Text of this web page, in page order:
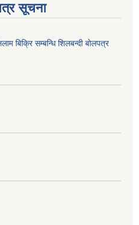
सूचना
बिक्रि सम्बन्धि शिलबन्दी बोलपत्र